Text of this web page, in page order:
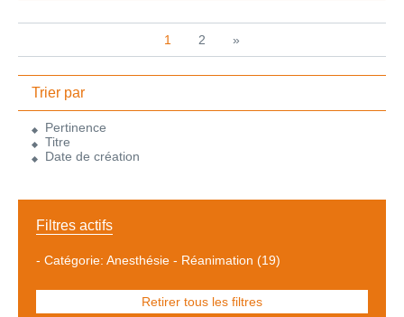
1 2 »
Trier par
Pertinence
Titre
Date de création
Filtres actifs
- Catégorie: Anesthésie - Réanimation (19)
Retirer tous les filtres